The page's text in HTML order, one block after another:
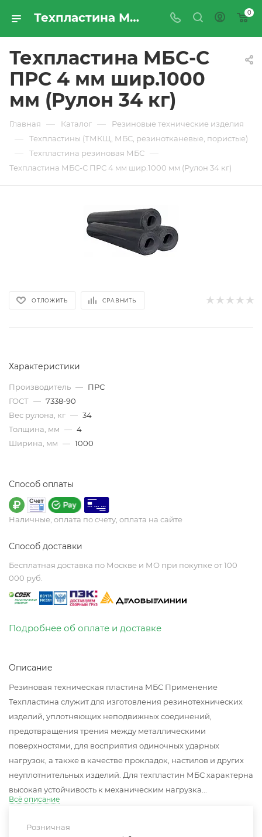
Техпластина МБС-С ПРС 4 мм шир.1000 мм (Рулон 34 кг) - купить по цене производителя с доставкой по Москве и России | ПРОМРЕСУРССЕРВИС 0
Техпластина МБС-С
ПРС 4 мм шир.1000
мм (Рулон 34 кг)
Главная — Каталог — Резиновые технические изделия
— Техпластины (ТМКЩ, МБС, резинотканевые, пористые)
— Техпластина резиновая МБС —
Техпластина МБС-С ПРС 4 мм шир.1000 мм (Рулон 34 кг)
ОТЛОЖИТЬ СРАВНИТЬ
Характеристики
Производитель — ПРС
ГОСТ — 7338-90
Вес рулона, кг — 34
Толщина, мм — 4
Ширина, мм — 1000
Способ оплаты
Наличные, оплата по счету, оплата на сайте
Способ доставки
Бесплатная доставка по Москве и МО при покупке от 100
000 руб.
Подробнее об оплате и доставке
Описание
Резиновая техническая пластина МБС Применение
Техпластина служит для изготовления резинотехнических
изделий, уплотняющих неподвижных соединений,
предотвращения трения между металлическими
поверхностями, для восприятия одиночных ударных
нагрузок, а также в качестве прокладок, настилов и других
неуплотнительных изделий. Для техпластин МБС характерна
высокая устойчивость к механическим нагрузка...
Всё описание
Розничная